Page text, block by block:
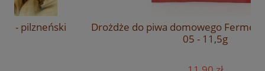
Drożdże do piwa domowego Fermentis Safale US-